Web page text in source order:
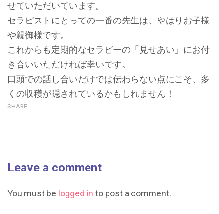
せていただいています。
セラピストにとっての一番の先生は、やはりお子様
や親御様です。
これからも定期的なセラピーの「見せあい」にお付
き合いいただければ幸いです。
口頭での話し合いだけでは伝わらない点にこそ、多
くの収穫が隠されているかもしれません！
SHARE
Leave a comment
You must be logged in to post a comment.